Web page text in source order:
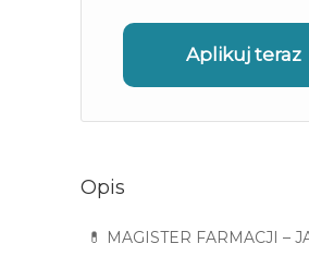
Aplikuj teraz
Opis
💊 MAGISTER FARMACJI –